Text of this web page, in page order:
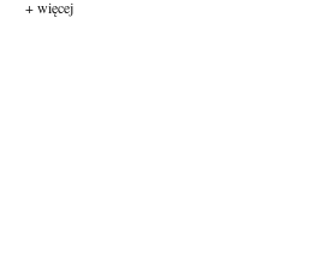
+ więcej